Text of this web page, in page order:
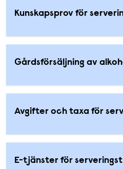
Kunskapsprov för
Gårdsförsäljning av
Avgifter och taxa för
E-tjänster för